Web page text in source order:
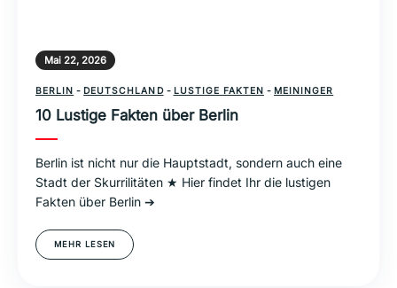
Mai 22, 2026
BERLIN - DEUTSCHLAND- LUSTIGE FAKTEN - MEININGER
10 Lustige Fakten über Berlin
Berlin ist nicht nur die Hauptstadt, sondern auch eine
Stadt der Skurrilitäten ★ Hier findet Ihr die lustigen
Fakten über Berlin ➔
MEHR LESEN